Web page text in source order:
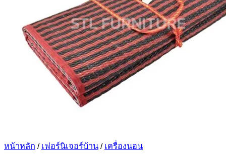
หน้าหลัก / เฟอร์นิเจอร์บ้าน / เครื่องนอน